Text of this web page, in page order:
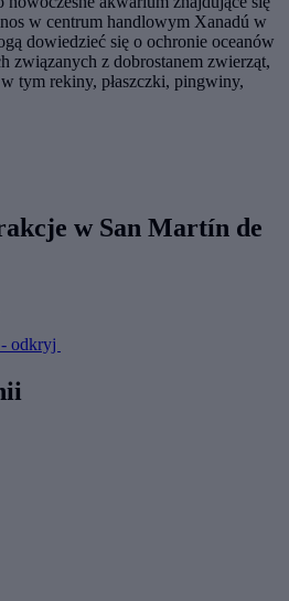
w centrum handlowym Xanadú w
dowiedzieć się o ochronie oceanów
związanych z dobrostanem zwierząt,
tym rekiny, płaszczki, pingwiny,
w San Martín de
odkryj